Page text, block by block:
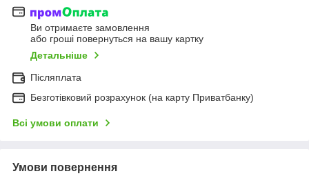
Ви отримаєте замовлення
або гроші повернуться на вашу картку
Детальніше
Післяплата
Безготівковий розрахунок (на карту Приватбанку)
Всі умови оплати
Умови повернення